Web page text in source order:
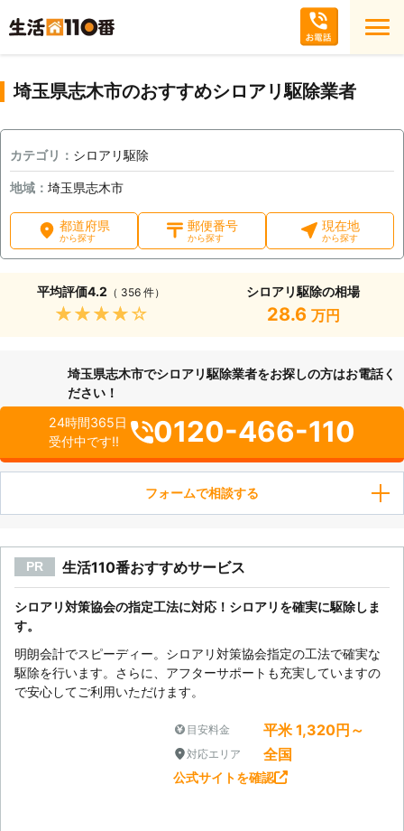
埼玉県志木市のおすすめシロアリ駆除業者
カテゴリ： シロアリ駆除
地域： 埼玉県志木市
都道府県
から探す
郵便番号
から探す
現在地
から探す
平均評価4.2 （ 356 件）
★★★★★
シロアリ駆除の相場
28.6 万円
埼玉県志木市でシロアリ駆除業者をお探しの方はお電話く
ださい！
24時間365日
受付中です!!
0120-466-110
フォームで相談する
PR 生活110番おすすめサービス
シロアリ対策協会の指定工法に対応！シロアリを確実に駆除しま
す。
明朗会計でスピーディー。シロアリ対策協会指定の工法で確実な
駆除を行います。さらに、アフターサポートも充実していますの
で安心してご利用いただけます。
目安料金 平米 1,320円～
対応エリア 全国
公式サイトを確認